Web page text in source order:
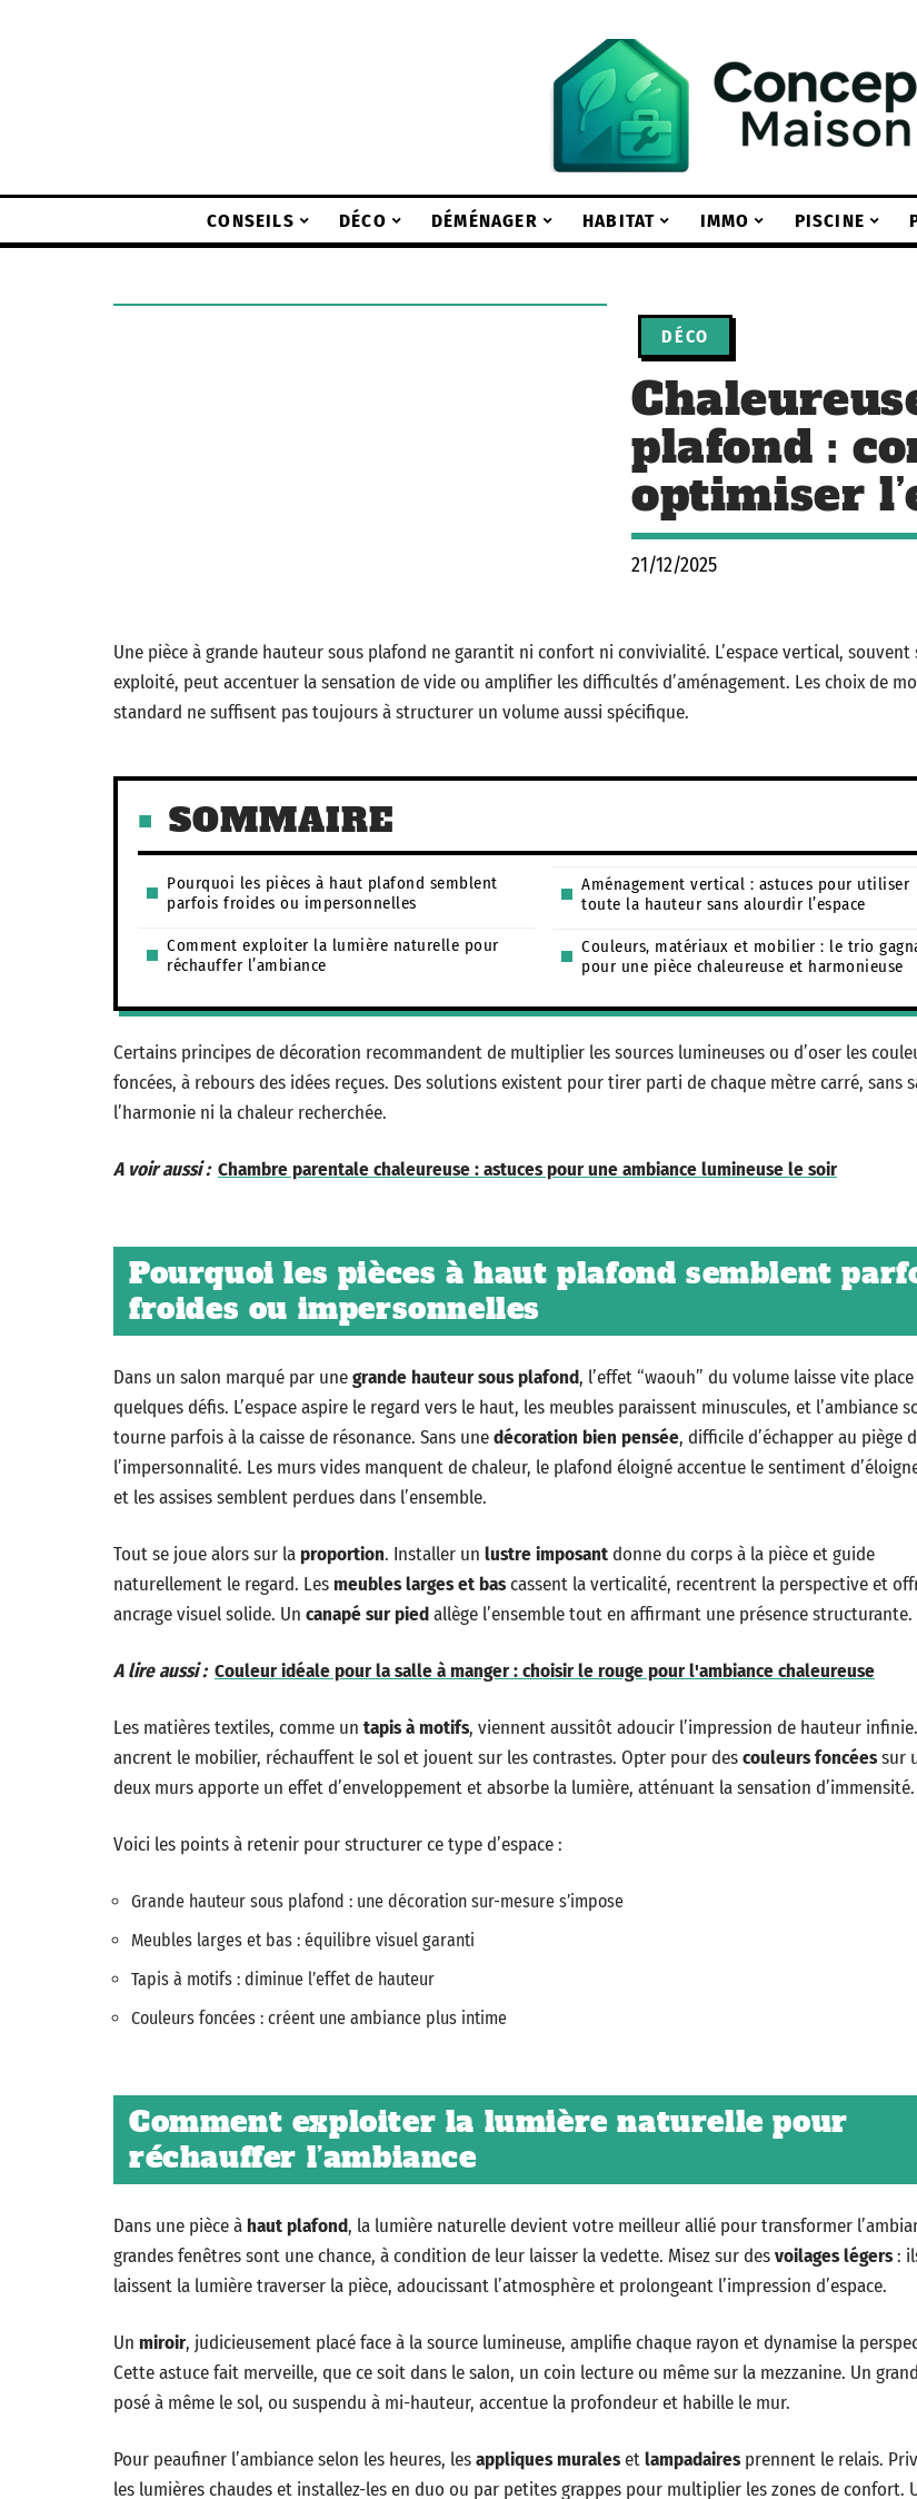
CONSEILS DÉCO DÉMÉNAGER HABITAT IMMO PISCINE
DÉCO
plafond :
optimiser
21/12/2025
Une pièce à grande hauteur sous plafond ne garantit ni confort ni convivialité. L’espace vertical, souvent
exploité, peut accentuer la sensation de vide ou amplifier les difficultés d’aménagement. Les choix de
standard ne suffisent pas toujours à structurer un volume aussi spécifique.
SOMMAIRE
Pourquoi les pièces à haut plafond semblent
parfois froides ou impersonnelles
Comment exploiter la lumière naturelle pour
réchauffer l’ambiance
Aménagement vertical : astuces pour utiliser
toute la hauteur sans alourdir l’espace
Couleurs, matériaux et mobilier : le trio
pour une pièce chaleureuse et harmonieuse
Certains principes de décoration recommandent de multiplier les sources lumineuses ou d’oser les
foncées, à rebours des idées reçues. Des solutions existent pour tirer parti de chaque mètre carré, sans
l’harmonie ni la chaleur recherchée.
A voir aussi : Chambre parentale chaleureuse : astuces pour une ambiance lumineuse le soir
Pourquoi les pièces à haut plafond semblent
froides ou impersonnelles
Dans un salon marqué par unegrande hauteur sous plafond, l’effet “waouh” du volume laisse vite place
quelques défis. L’espace aspire le regard vers le haut, les meubles paraissent minuscules, et l’ambiance
tourne parfois à la caisse de résonance. Sans unedécoration bien pensée, difficile d’échapper au piège
l’impersonnalité. Les murs vides manquent de chaleur, le plafond éloigné accentue le sentiment
et les assises semblent perdues dans l’ensemble.
Tout se joue alors sur laproportion. Installer un lustre imposantdonne du corps à la pièce et guide
naturellement le regard. Lesmeubles larges et bascassent la verticalité, recentrent la perspective et
ancrage visuel solide. Un canapé sur piedallège l’ensemble tout en affirmant une présence structurante.
A lire aussi : Couleur idéale pour la salle à manger : choisir le rouge pour l'ambiance chaleureuse
Les matières textiles, comme un tapis à motifs, viennent aussitôt adoucir l’impression de hauteur
ancrent le mobilier, réchauffent le sol et jouent sur les contrastes. Opter pour descouleurs foncéessur
deux murs apporte un effet d’enveloppement et absorbe la lumière, atténuant la sensation d’immensité.
Voici les points à retenir pour structurer ce type d’espace :
Grande hauteur sous plafond : une décoration sur-mesure s’impose
Meubles larges et bas : équilibre visuel garanti
Tapis à motifs : diminue l’effet de hauteur
Couleurs foncées : créent une ambiance plus intime
Comment exploiter la lumière naturelle pour
réchauffer l’ambiance
Dans une pièce à haut plafond, la lumière naturelle devient votre meilleur allié pour transformer
grandes fenêtres sont une chance, à condition de leur laisser la vedette. Misez sur desvoilages légers:
laissent la lumière traverser la pièce, adoucissant l’atmosphère et prolongeant l’impression d’espace.
Un miroir, judicieusement placé face à la source lumineuse, amplifie chaque rayon et dynamise la
Cette astuce fait merveille, que ce soit dans le salon, un coin lecture ou même sur la mezzanine. Un
posé à même le sol, ou suspendu à mi-hauteur, accentue la profondeur et habille le mur.
Pour peaufiner l’ambiance selon les heures, lesappliques muralesetlampadairesprennent le relais.
les lumières chaudes et installez-les en duo ou par petites grappes pour multiplier les zones de confort.